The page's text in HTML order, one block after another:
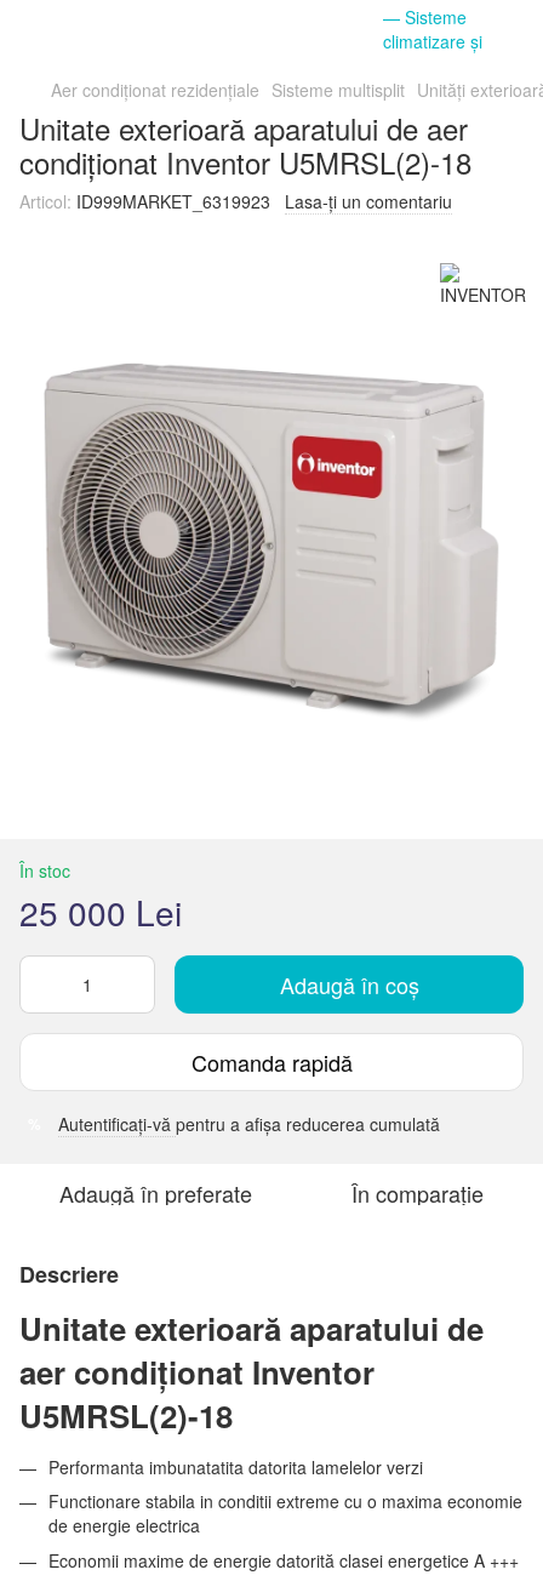
Aer condiționat rezidențiale Sisteme multisplit Unități
Unitate exterioară aparatului de aer
condiționat Inventor U5MRSL(2)-18
Articol: ID999MARKET_6319923 Lasa-ți un comentariu
În stoc
25 000 Lei
Adaugă în coș
Comanda rapidă
Autentificați-vă pentru a afișa reducerea cumulată
Adaugă în preferate În comparație
Descriere
Unitate exterioară aparatului de
aer condiționat Inventor
U5MRSL(2)-18
Performanta imbunatatita datorita lamelelor verzi
Functionare stabila in conditii extreme cu o maxima economie
de energie electrica
Economii maxime de energie datorită clasei energetice A +++